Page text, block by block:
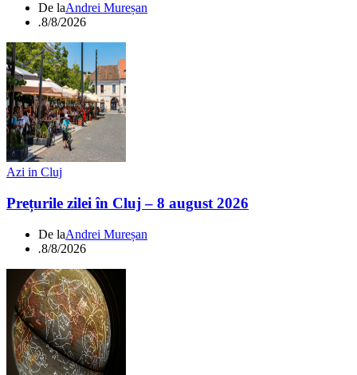
De laAndrei Mureșan
.8/8/2026
Azi in Cluj
Prețurile zilei în Cluj – 8 august 2026
De laAndrei Mureșan
.8/8/2026